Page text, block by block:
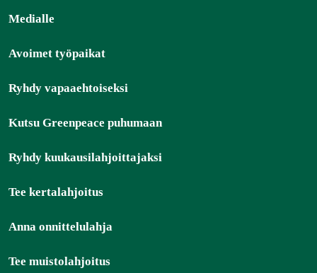
Medialle
Avoimet työpaikat
Ryhdy vapaaehtoiseksi
Kutsu Greenpeace puhumaan
Ryhdy kuukausilahjoittajaksi
Tee kertalahjoitus
Anna onnittelulahja
Tee muistolahjoitus